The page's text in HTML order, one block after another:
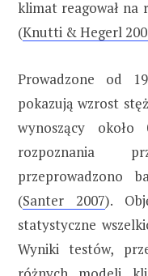
klimat reagował na
(Knutti & Hegerl
Prowadzone od
pokazują wzrost
wynoszący
rozpoznania
przeprowadzono
(Santer 2007).
statystyczne
Wyniki testów,